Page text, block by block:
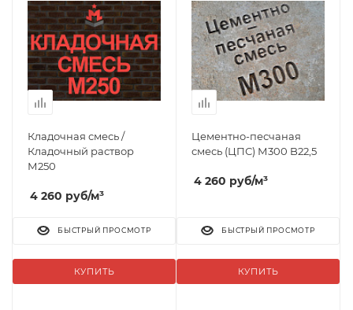
Кладочная смесь /
Кладочный раствор
М250
4 260 руб/м³
КУПИТЬ
БЫСТРЫЙ ПРОСМОТР
Цементно-песчаная
смесь (ЦПС) М300 B22,5
4 260 руб/м³
КУПИТЬ
БЫСТРЫЙ ПРОСМОТР